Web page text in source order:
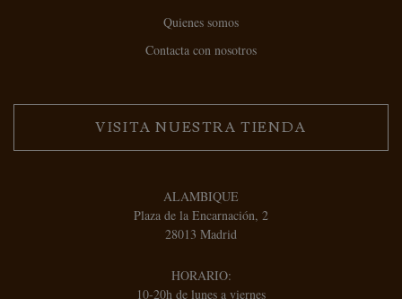
Quienes somos
Contacta con nosotros
VISITA NUESTRA TIENDA
ALAMBIQUE
Plaza de la Encarnación, 2
28013 Madrid
HORARIO:
10-20h de lunes a viernes